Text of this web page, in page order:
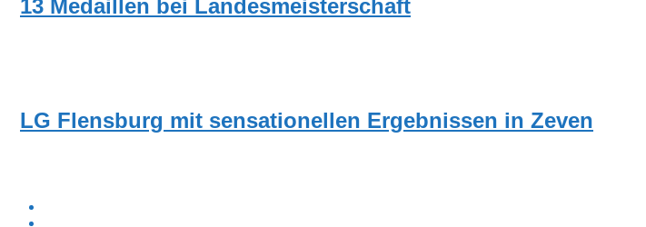
13 Medaillen bei Landesmeisterschaft
LG Flensburg mit sensationellen Ergebnissen in Zeven